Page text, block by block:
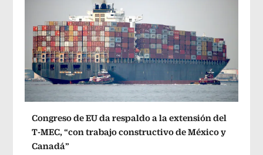
Congreso de EU da respaldo a la extensión del
T-MEC, “con trabajo constructivo de México y
Canadá”